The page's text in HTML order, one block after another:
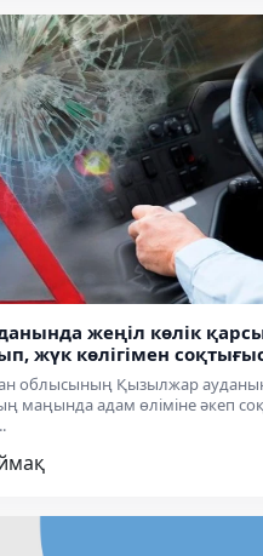
жеңіл көлік
жүк көлігімен
облысының Қызылжар
маңында адам өліміне әкеп